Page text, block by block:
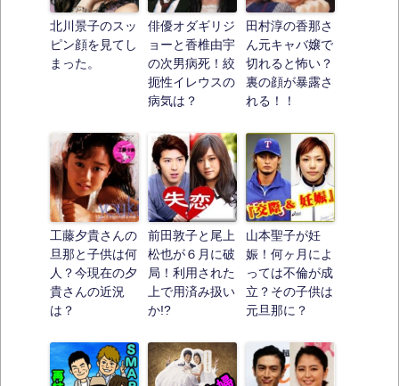
北川景子のスッ
ピン顔を見てし
まった。
俳優オダギリジ
ョーと香椎由宇
の次男病死！絞
扼性イレウスの
病気は？
田村淳の香那さ
ん元キャバ嬢で
切れると怖い？
裏の顔が暴露さ
れる！！
工藤夕貴さんの
旦那と子供は何
人？今現在の夕
貴さんの近況
は？
前田敦子と尾上
松也が６月に破
局！利用された
上で用済み扱い
か!?
山本聖子が妊
娠！何ヶ月によ
っては不倫が成
立？その子供は
元旦那に？